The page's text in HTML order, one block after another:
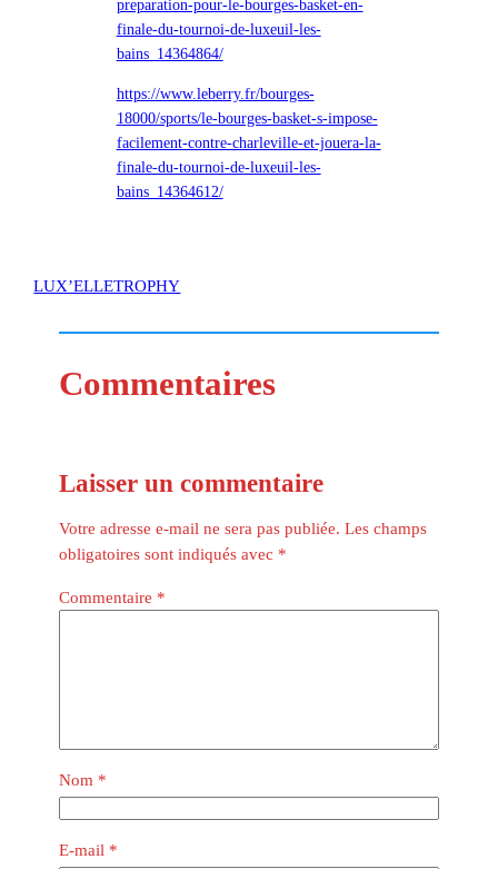
preparation-pour-le-bourges-basket-en-
finale-du-tournoi-de-luxeuil-les-
bains_14364864/
https://www.leberry.fr/bourges-
18000/sports/le-bourges-basket-s-impose-
facilement-contre-charleville-et-jouera-la-
finale-du-tournoi-de-luxeuil-les-
bains_14364612/
LUX’ELLETROPHY
Commentaires
Laisser un commentaire
Votre adresse e-mail ne sera pas publiée. Les champs
obligatoires sont indiqués avec *
Commentaire *
Nom *
E-mail *